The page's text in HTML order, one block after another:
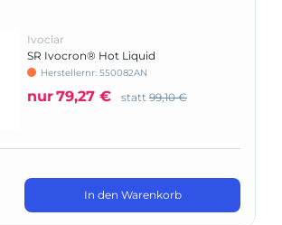
Ivoclar
SR Ivocron® Hot Liquid
Herstellernr: 550082AN
nur79,27 € statt 99,10 €
In den Warenkorb